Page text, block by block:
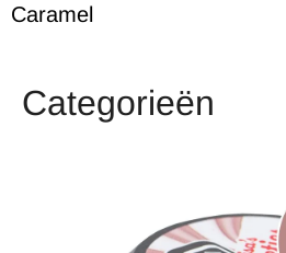
Caramel
Categorieën